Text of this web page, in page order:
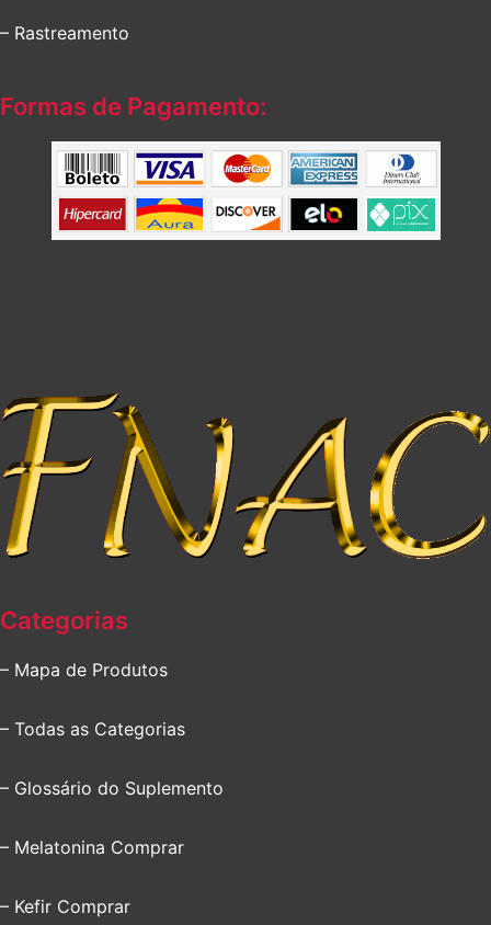
– Rastreamento
Formas de Pagamento:
Categorias
– Mapa de Produtos
– Todas as Categorias
– Glossário do Suplemento
– Melatonina Comprar
– Kefir Comprar